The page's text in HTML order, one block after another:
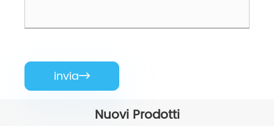
invia
Nuovi Prodotti